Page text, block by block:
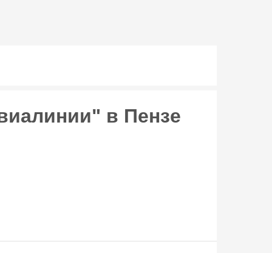
в Пензе